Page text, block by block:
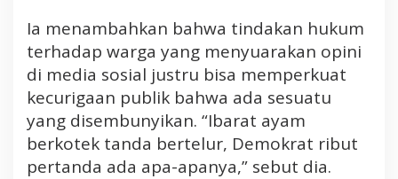
Ia menambahkan bahwa tindakan hukum
terhadap warga yang menyuarakan opini
di media sosial justru bisa memperkuat
kecurigaan publik bahwa ada sesuatu
yang disembunyikan. “Ibarat ayam
berkotek tanda bertelur, Demokrat ribut
pertanda ada apa-apanya,” sebut dia.